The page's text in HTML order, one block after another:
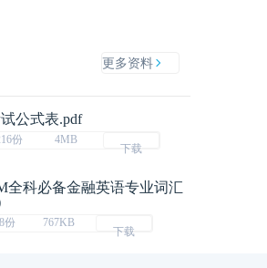
更多资料
公式表.pdf
份 4MB
下载
全科必备金融英语专业词汇
份 767KB
下载